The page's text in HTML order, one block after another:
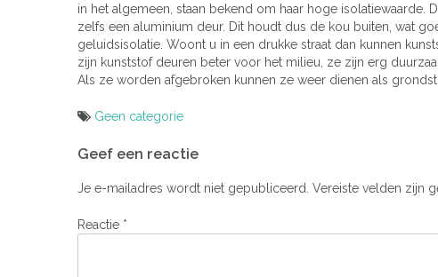
in het algemeen, staan bekend om haar hoge isolatiewaarde.
zelfs een aluminium deur. Dit houdt dus de kou buiten, wat
geluidsisolatie. Woont u in een drukke straat dan kunnen
zijn kunststof deuren beter voor het milieu, ze zijn erg
Als ze worden afgebroken kunnen ze weer dienen als
Geen categorie
navigatie
Geef een reactie
Je e-mailadres wordt niet gepubliceerd. Vereiste velden zijn
Reactie *